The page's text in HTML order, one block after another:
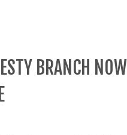
BRANCH NOW